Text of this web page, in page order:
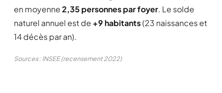
en moyenne2,35 personnes par foyer. Le solde
naturel annuel est de +9 habitants(23 naissances et
14 décès par an).
Sources : INSEE (recensement 2022)